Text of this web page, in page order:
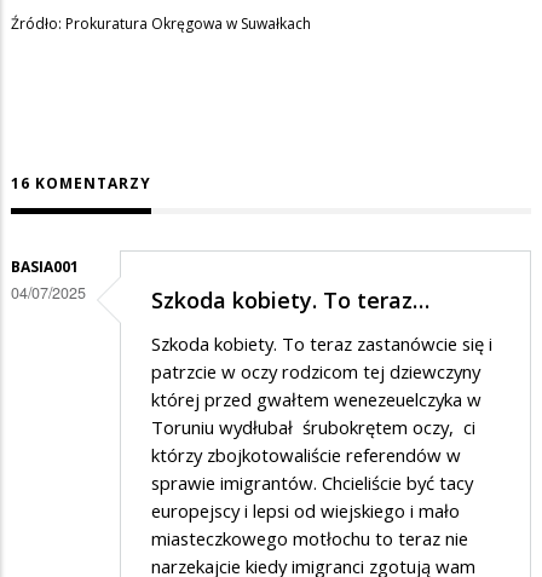
Źródło: Prokuratura Okręgowa w Suwałkach
16 KOMENTARZY
BASIA001
04/07/2025 Szkoda kobiety. To teraz…
Szkoda kobiety. To teraz zastanówcie się i
patrzcie w oczy rodzicom tej dziewczyny
której przed gwałtem wenezeuelczyka w
Toruniu wydłubał śrubokrętem oczy, ci
którzy zbojkotowaliście referendów w
sprawie imigrantów. Chcieliście być tacy
europejscy i lepsi od wiejskiego i mało
miasteczkowego motłochu to teraz nie
narzekajcie kiedy imigranci zgotują wam